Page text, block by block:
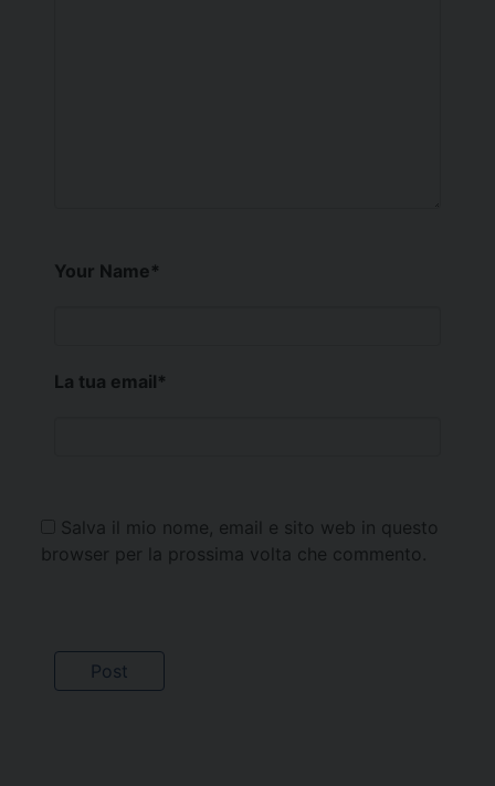
Your Name*
La tua email*
Salva il mio nome, email e sito web in questo
browser per la prossima volta che commento.